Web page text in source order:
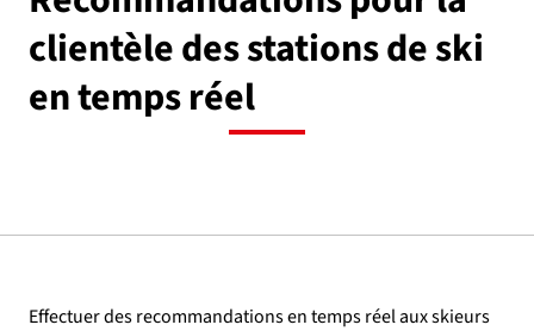
clientèle des stations de ski
en temps réel
Effectuer des recommandations en temps réel aux skieurs